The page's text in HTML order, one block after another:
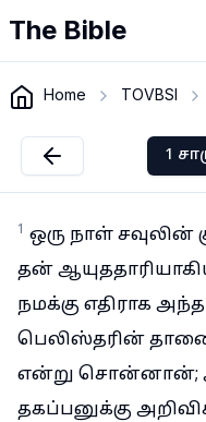
The Bible
Home TOVBSI
1
1 ஒரு நாள்
தன்
நமக்கு எதிராக
பெலிஸ்தரின்
என்று
தகப்பனுக்கு